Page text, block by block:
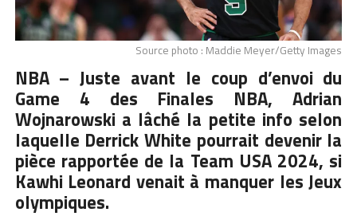
Source photo : Maddie Meyer/Getty Images
NBA – Juste avant le coup d’envoi du
Game 4 des Finales NBA, Adrian
Wojnarowski a lâché la petite info selon
laquelle Derrick White pourrait devenir la
pièce rapportée de la Team USA 2024, si
Kawhi Leonard venait à manquer les Jeux
olympiques.